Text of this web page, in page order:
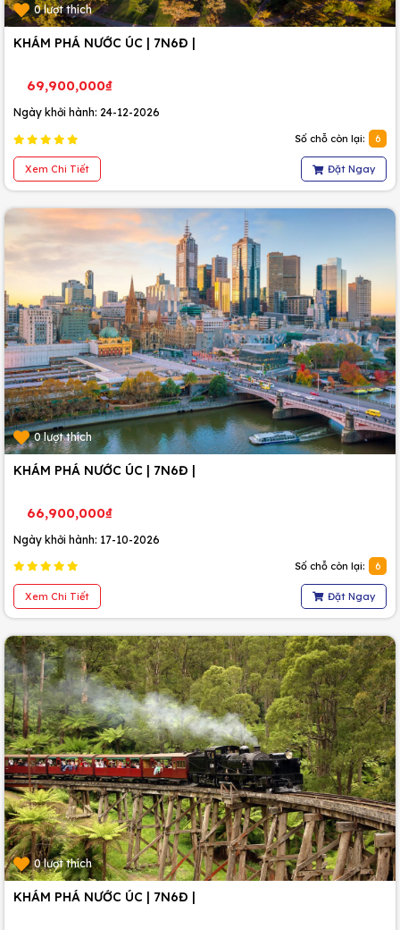
0 lượt thích
KHÁM PHÁ NƯỚC ÚC | 7N6Đ |
69,900,000₫
Ngày khởi hành: 24-12-2026
Số chỗ còn lại: 6
Xem Chi Tiết Đặt Ngay
0 lượt thích
KHÁM PHÁ NƯỚC ÚC | 7N6Đ |
66,900,000₫
Ngày khởi hành: 17-10-2026
Số chỗ còn lại: 6
Xem Chi Tiết Đặt Ngay
0 lượt thích
KHÁM PHÁ NƯỚC ÚC | 7N6Đ |